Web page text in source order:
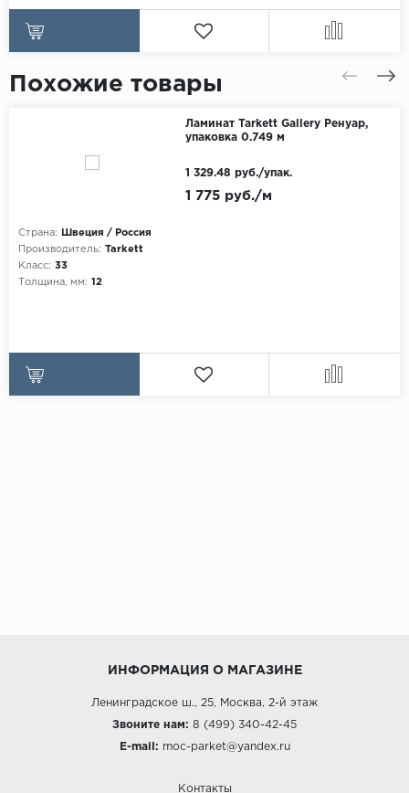
Похожие товары
Ламинат Tarkett Gallery Ренуар,
упаковка 0.749 м
Страна:
Швеция / Россия
Производитель: Tarkett
Класс: 33
Толщина, мм: 12
1 775 руб./м
1 329.48 руб./упак.
ИНФОРМАЦИЯ О МАГАЗИНЕ
Ленинградское ш., 25, Москва, 2-й этаж
Звоните нам: 8 (499) 340-42-45
E-mail: moc-parket@yandex.ru
Контакты